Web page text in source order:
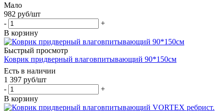
Мало
982 руб/шт
-
+
В корзину
Быстрый просмотр
Коврик придверный влаговпитывающий 90*150см
Есть в наличии
1 397 руб/шт
-
+
В корзину